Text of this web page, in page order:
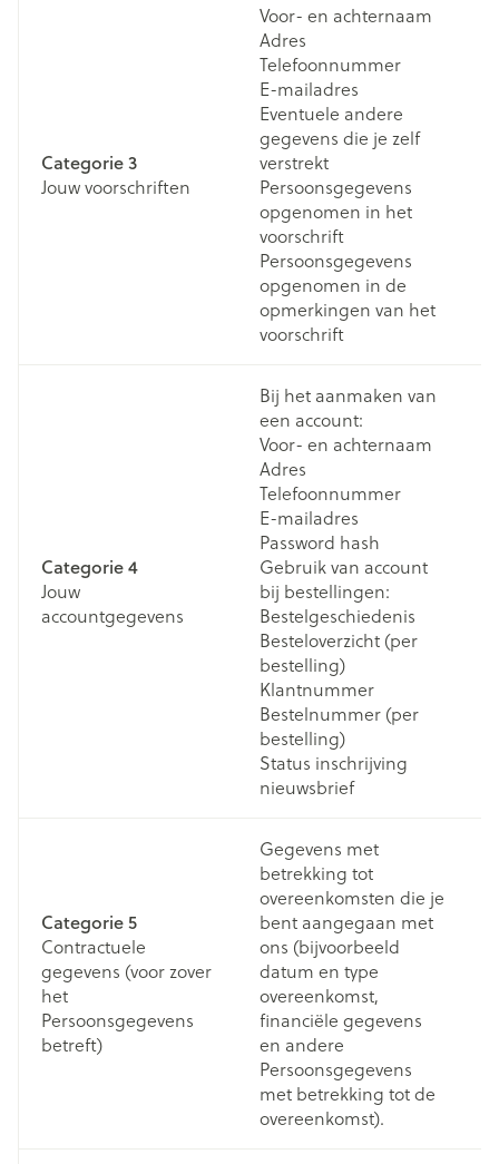
Categorie 3
Jouw voorschriften
Voor- en achternaam
Adres
Telefoonnummer
E-mailadres
Eventuele andere
gegevens die je zelf
verstrekt
Persoonsgegevens
opgenomen in het
voorschrift
Persoonsgegevens
opgenomen in de
opmerkingen van het
voorschrift
Categorie 4
Jouw
accountgegevens
Bij het aanmaken van
een account:
Voor- en achternaam
Adres
Telefoonnummer
E-mailadres
Password hash
Gebruik van account
bij bestellingen:
Bestelgeschiedenis
Besteloverzicht (per
bestelling)
Klantnummer
Bestelnummer (per
bestelling)
Status inschrijving
nieuwsbrief
Categorie 5
Contractuele
gegevens (voor zover
het
Persoonsgegevens
betreft)
Gegevens met
betrekking tot
overeenkomsten die je
bent aangegaan met
ons (bijvoorbeeld
datum en type
overeenkomst,
financiële gegevens
en andere
Persoonsgegevens
met betrekking tot de
overeenkomst).